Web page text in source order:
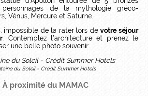
personnages de la mythologie gréco-
Vénus, Mercure et Saturne.
impossible de la rater lors devotre séjour
. Contemplez l’architecture et prenez le
une belle photo souvenir.
du Soleil - Crédit Summer Hotels
À proximité du MAMAC